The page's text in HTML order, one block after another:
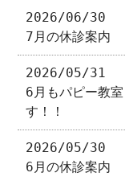
2026/06/30
7月の休診案内
2026/05/31
6月もパピー教
す！！
2026/05/30
6月の休診案内